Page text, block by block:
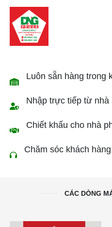
Luôn sẵn hàng trong
Nhập trực tiếp từ nhà
Chiết khấu cho nhà
Chăm sóc khách
CÁC DÒNG